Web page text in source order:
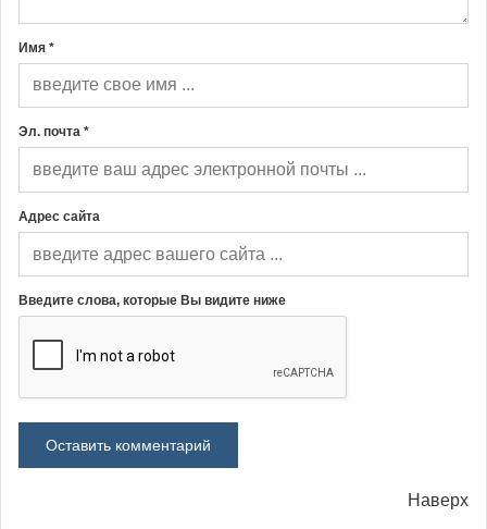
Имя *
Эл. почта *
Адрес сайта
Введите слова, которые Вы видите ниже
Наверх